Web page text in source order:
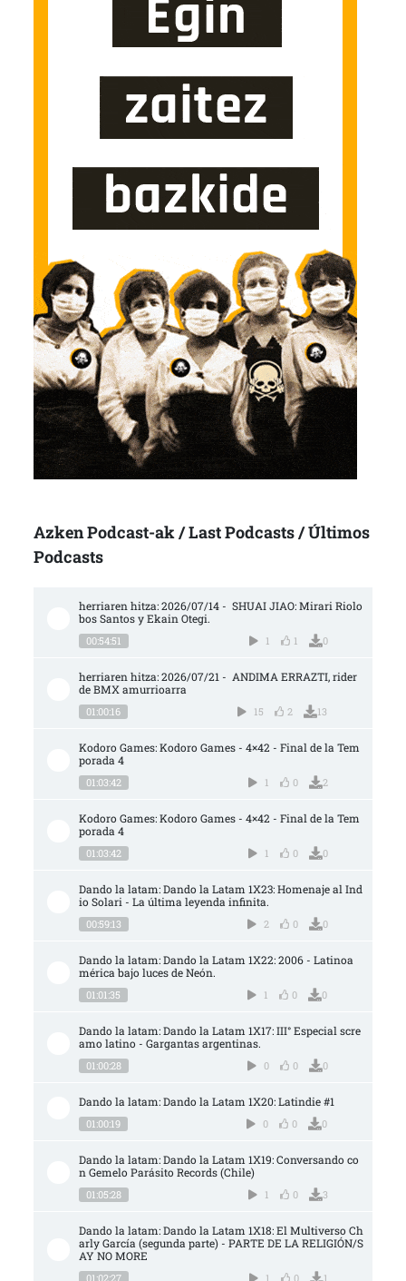
Azken Podcast-ak / Last Podcasts / Últimos
Podcasts
herriaren hitza: 2026/07/14 -  SHUAI JIAO: Mirari Riolo
bos Santos y Ekain Otegi.
00:54:51 1 1 0
herriaren hitza: 2026/07/21 -  ANDIMA ERRAZTI, rider
de BMX amurrioarra
01:00:16 15 2 13
Kodoro Games: Kodoro Games - 4×42 - Final de la Tem
porada 4
01:03:42 1 0 2
Kodoro Games: Kodoro Games - 4×42 - Final de la Tem
porada 4
01:03:42 1 0 0
Dando la latam: Dando la Latam 1X23: Homenaje al Ind
io Solari - La última leyenda infinita.
00:59:13 2 0 0
Dando la latam: Dando la Latam 1X22: 2006 - Latinoa
mérica bajo luces de Neón.
01:01:35 1 0 0
Dando la latam: Dando la Latam 1X17: III° Especial scre
amo latino - Gargantas argentinas.
01:00:28 0 0 0
Dando la latam: Dando la Latam 1X20: Latindie #1
01:00:19 0 0 0
Dando la latam: Dando la Latam 1X19: Conversando co
n Gemelo Parásito Records (Chile)
01:05:28 1 0 3
Dando la latam: Dando la Latam 1X18: El Multiverso Ch
arly García (segunda parte) - PARTE DE LA RELIGIÓN/S
AY NO MORE
01:02:27 1 0 1